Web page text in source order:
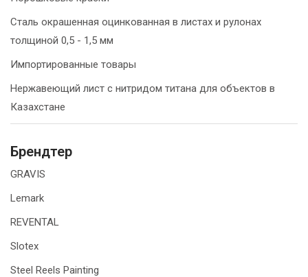
Сталь окрашенная оцинкованная в листах и рулонах
толщиной 0,5 - 1,5 мм
Импортированные товары
Нержавеющий лист с нитридом титана для объектов в
Казахстане
Брендтер
GRAVIS
Lemark
REVENTAL
Slotex
Steel Reels Painting